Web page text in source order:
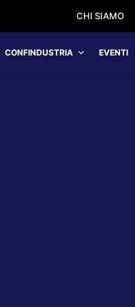
CHI SIAMO
CONFINDUSTRIA EVENTI